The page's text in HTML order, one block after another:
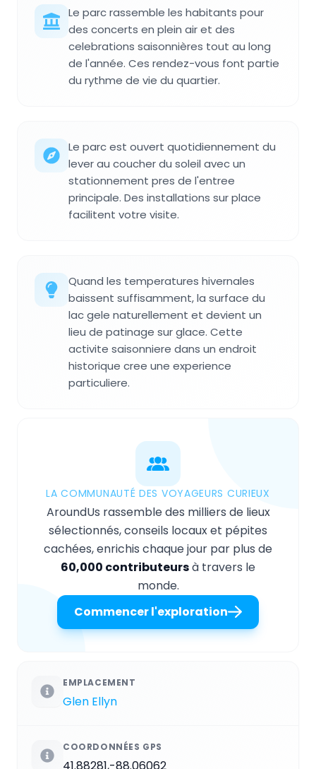
Le parc rassemble les habitants pour
des concerts en plein air et des
celebrations saisonnières tout au long
de l'année. Ces rendez-vous font partie
du rythme de vie du quartier.
Le parc est ouvert quotidiennement du
lever au coucher du soleil avec un
stationnement pres de l'entree
principale. Des installations sur place
facilitent votre visite.
Quand les temperatures hivernales
baissent suffisamment, la surface du
lac gele naturellement et devient un
lieu de patinage sur glace. Cette
activite saisonniere dans un endroit
historique cree une experience
particuliere.
LA COMMUNAUTÉ DES VOYAGEURS CURIEUX
AroundUs rassemble des milliers de lieux
sélectionnés, conseils locaux et pépites
cachées, enrichis chaque jour par plus de
60,000 contributeursà travers le
monde.
Commencer l'exploration
EMPLACEMENT
Glen Ellyn
COORDONNÉES GPS
41.88281,-88.06062